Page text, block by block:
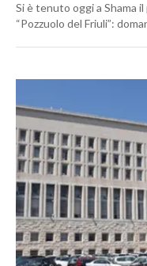
Si è tenuto oggi a Shama
“Pozzuolo del Friuli”: